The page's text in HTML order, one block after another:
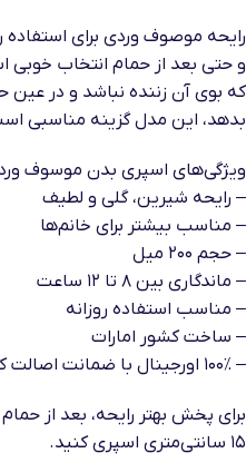
رایحه موصوف وردی برای استفاده
و حتی بعد از حمام انتخاب خوبی
که بوی آن زننده نباشد و در
بدهد، این مدل گزینه مناسبی
ویژگی‌های اسپری بدن موسوف
– رایحه شیرین، گلی و لطیف
– مناسب بیشتر برای خانم‌ها
– حجم ۲۰۰ میل
– ماندگاری بین ۸ تا ۱۲ ساعت
– مناسب استفاده روزانه
– ساخت کشور امارات
– ۱۰۰٪ اورجینال با ضمانت اصالت کالا
برای پخش بهتر رایحه، بعد از
۱۵ سانتی‌متری اسپری کنید.